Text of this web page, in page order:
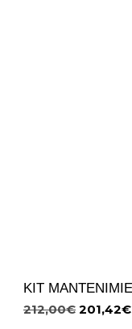
KIT
212,00€ 201,42€